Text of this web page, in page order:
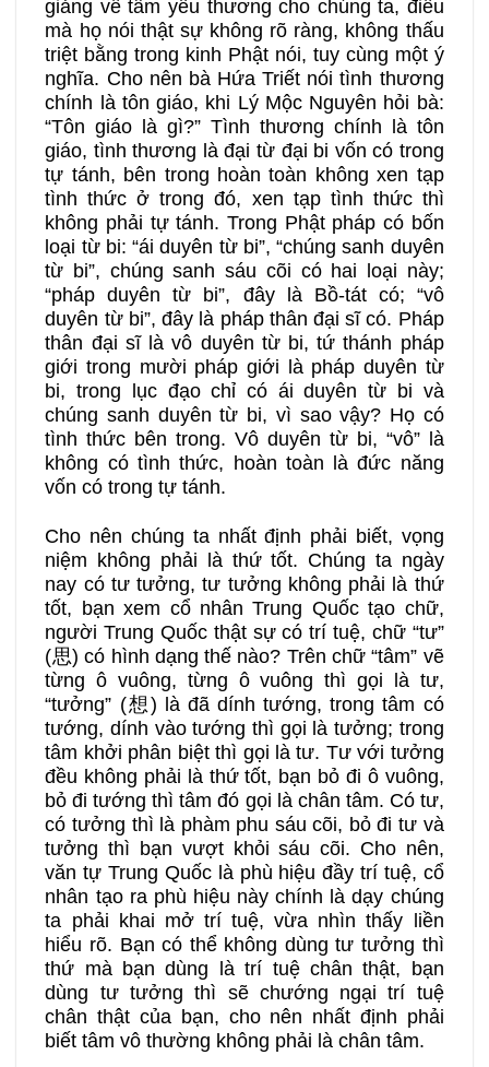
giảng về tâm yêu thương cho chúng ta, điều
mà họ nói thật sự không rõ ràng, không thấu
triệt bằng trong kinh Phật nói, tuy cùng một ý
nghĩa. Cho nên bà Hứa Triết nói tình thương
chính là tôn giáo, khi Lý Mộc Nguyên hỏi bà:
“Tôn giáo là gì?” Tình thương chính là tôn
giáo, tình thương là đại từ đại bi vốn có trong
tự tánh, bên trong hoàn toàn không xen tạp
tình thức ở trong đó, xen tạp tình thức thì
không phải tự tánh. Trong Phật pháp có bốn
loại từ bi: “ái duyên từ bi”, “chúng sanh duyên
từ bi”, chúng sanh sáu cõi có hai loại này;
“pháp duyên từ bi”, đây là Bồ-tát có; “vô
duyên từ bi”, đây là pháp thân đại sĩ có. Pháp
thân đại sĩ là vô duyên từ bi, tứ thánh pháp
giới trong mười pháp giới là pháp duyên từ
bi, trong lục đạo chỉ có ái duyên từ bi và
chúng sanh duyên từ bi, vì sao vậy? Họ có
tình thức bên trong. Vô duyên từ bi, “vô” là
không có tình thức, hoàn toàn là đức năng
vốn có trong tự tánh.
Cho nên chúng ta nhất định phải biết, vọng
niệm không phải là thứ tốt. Chúng ta ngày
nay có tư tưởng, tư tưởng không phải là thứ
tốt, bạn xem cổ nhân Trung Quốc tạo chữ,
người Trung Quốc thật sự có trí tuệ, chữ “tư”
(思) có hình dạng thế nào? Trên chữ “tâm” vẽ
từng ô vuông, từng ô vuông thì gọi là tư,
“tưởng” (想) là đã dính tướng, trong tâm có
tướng, dính vào tướng thì gọi là tưởng; trong
tâm khởi phân biệt thì gọi là tư. Tư với tưởng
đều không phải là thứ tốt, bạn bỏ đi ô vuông,
bỏ đi tướng thì tâm đó gọi là chân tâm. Có tư,
có tưởng thì là phàm phu sáu cõi, bỏ đi tư và
tưởng thì bạn vượt khỏi sáu cõi. Cho nên,
văn tự Trung Quốc là phù hiệu đầy trí tuệ, cổ
nhân tạo ra phù hiệu này chính là dạy chúng
ta phải khai mở trí tuệ, vừa nhìn thấy liền
hiểu rõ. Bạn có thể không dùng tư tưởng thì
thứ mà bạn dùng là trí tuệ chân thật, bạn
dùng tư tưởng thì sẽ chướng ngại trí tuệ
chân thật của bạn, cho nên nhất định phải
biết tâm vô thường không phải là chân tâm.